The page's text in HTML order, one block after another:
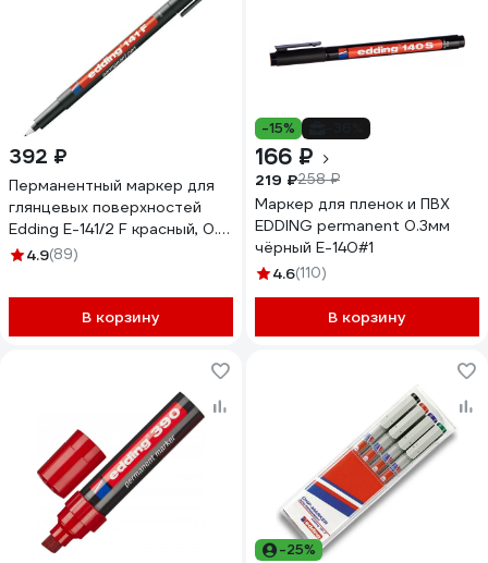
392 ₽
Перманентный маркер для
глянцевых поверхностей
Edding E-141/2 F красный, 0.6
мм 537633
4.9(89)
В корзину
-15%
166 ₽
219 ₽258 ₽
Маркер для пленок и ПВХ
EDDING permanent 0.3мм
чёрный E-140#1
4.6(110)
В корзину
-25%